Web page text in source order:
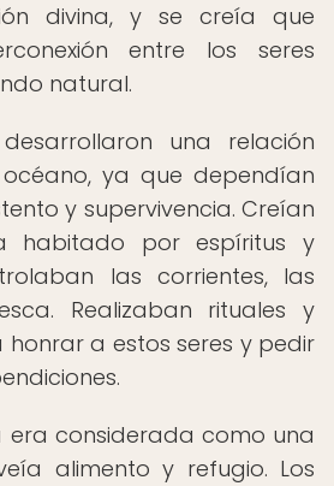
divina, y se creía que
entre los seres
natural.
una relación
ya que dependían
y supervivencia. Creían
habitado por espíritus y
las corrientes, las
Realizaban rituales y
a estos seres y pedir
era considerada como una
alimento y refugio. Los